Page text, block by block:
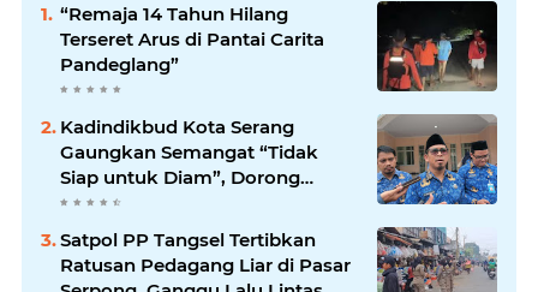
“Remaja 14 Tahun Hilang
Terseret Arus di Pantai Carita
Pandeglang”
Kadindikbud Kota Serang
Gaungkan Semangat “Tidak
Siap untuk Diam”, Dorong
Layanan Lebih Responsif
Satpol PP Tangsel Tertibkan
Ratusan Pedagang Liar di Pasar